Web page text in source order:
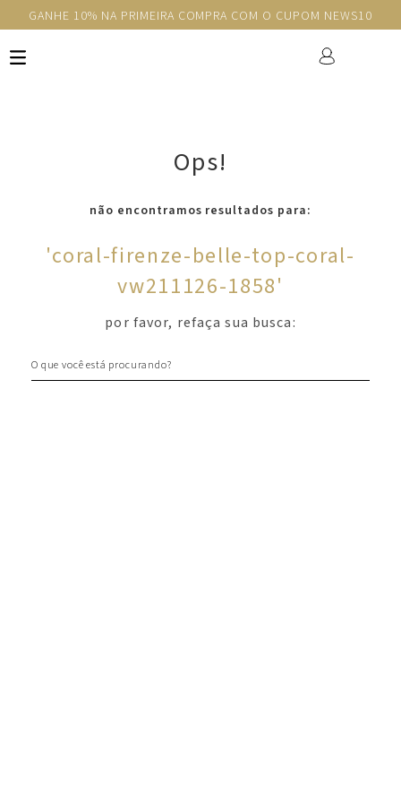
GANHE 10% NA PRIMEIRA COMPRA COM O CUPOM NEWS10
Ops!
não encontramos resultados para:
'coral-firenze-belle-top-coral-
vw211126-1858'
por favor, refaça sua busca: